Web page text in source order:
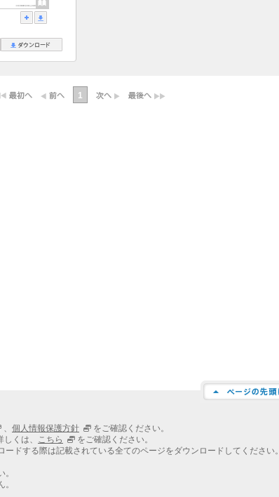
1
、 個人情報保護方針
をご確認ください。
くは、 こちら
をご確認ください。
ドする際は記載されている全てのページをダウンロードしてください。